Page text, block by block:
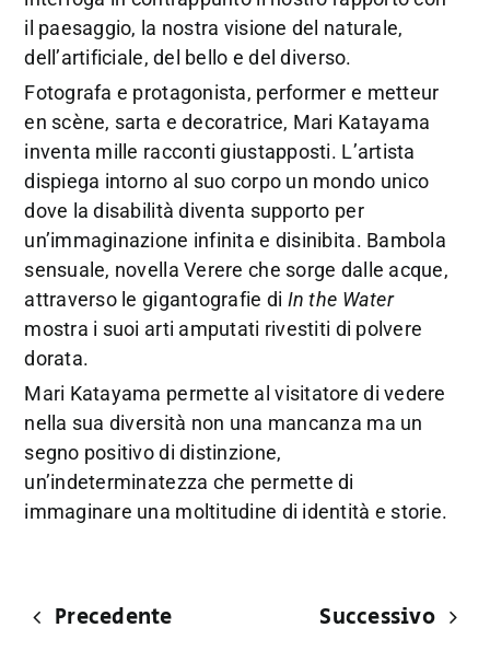
il paesaggio, la nostra visione del naturale,
dell’artificiale, del bello e del diverso.
Fotografa e protagonista, performer e metteur
en scène, sarta e decoratrice, Mari Katayama
inventa mille racconti giustapposti. L’artista
dispiega intorno al suo corpo un mondo unico
dove la disabilità diventa supporto per
un’immaginazione infinita e disinibita. Bambola
sensuale, novella Verere che sorge dalle acque,
attraverso le gigantografie di In the Water
mostra i suoi arti amputati rivestiti di polvere
dorata.
Mari Katayama permette al visitatore di vedere
nella sua diversità non una mancanza ma un
segno positivo di distinzione,
un’indeterminatezza che permette di
immaginare una moltitudine di identità e storie.
Precedente Successivo